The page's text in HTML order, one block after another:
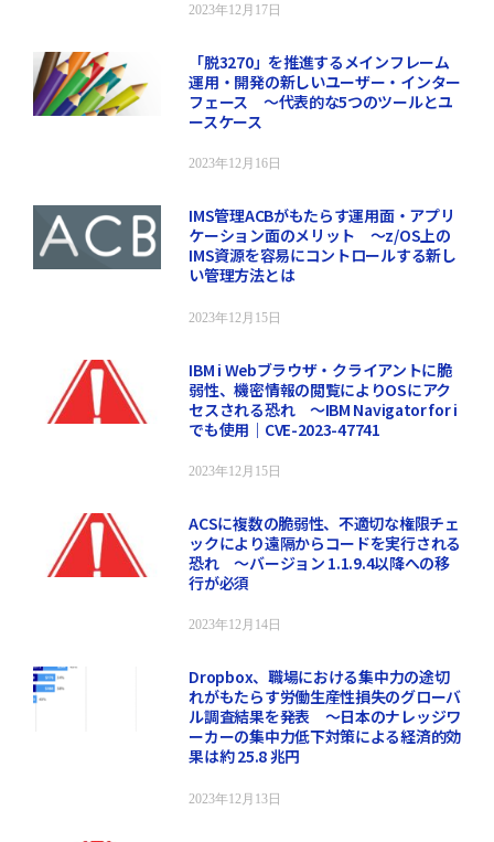
2023年12月17日
「脱3270」を推進するメインフレーム
運用・開発の新しいユーザー・インター
フェース ～代表的な5つのツールとユ
ースケース
2023年12月16日
IMS管理ACBがもたらす運用面・アプリ
ケーション面のメリット ～z/OS上の
IMS資源を容易にコントロールする新し
い管理方法とは
2023年12月15日
IBM i Webブラウザ・クライアントに脆
弱性、機密情報の閲覧によりOSにアク
セスされる恐れ ～IBM Navigator for i
でも使用｜CVE-2023-47741
2023年12月15日
ACSに複数の脆弱性、不適切な権限チェ
ックにより遠隔からコードを実行される
恐れ ～バージョン 1.1.9.4以降への移
行が必須
2023年12月14日
Dropbox、職場における集中力の途切
れがもたらす労働生産性損失のグローバ
ル調査結果を発表 ～日本のナレッジワ
ーカーの集中力低下対策による経済的効
果は約 25.8 兆円
2023年12月13日